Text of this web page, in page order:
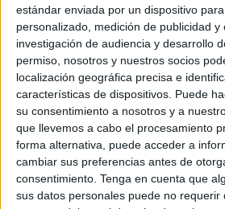
estándar enviada por un dispositivo
personalizado, medición de publicidad y
investigación de audiencia y desarrollo
permiso, nosotros y nuestros socios
localización geográfica precisa e
características de dispositivos. Puede
su consentimiento a nosotros y a
que llevemos a cabo el procesamiento
forma alternativa, puede acceder a
cambiar sus preferencias antes de
consentimiento. Tenga en cuenta que
sus datos personales puede no requerir
d'Ensenyament està fent
política i a la seva mida" de la
contractació, que fa
per gestionar els menjadors.
que això afavorirà a les
(que podran proposar preus
en detriment de la qualitat
empreses proximitat.